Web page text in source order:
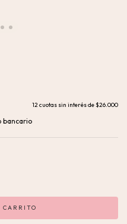
12cuotas sin interés de$26.000
bancario